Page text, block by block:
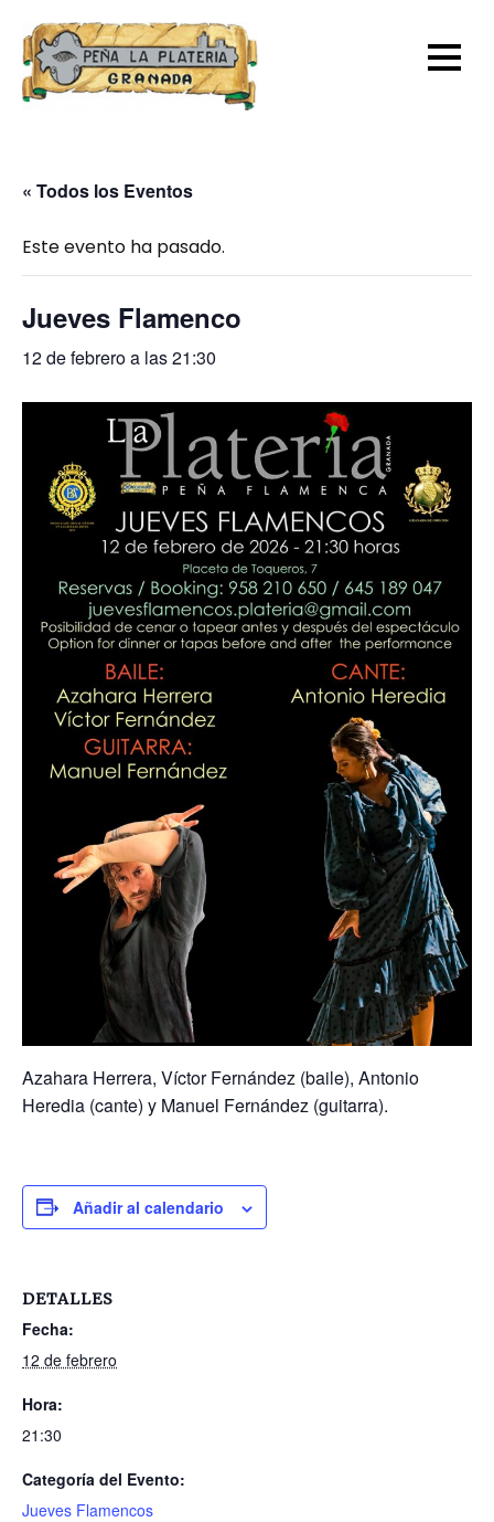
content
« Todos los Eventos
Este evento ha pasado.
Jueves Flamenco
12 de febrero a las 21:30
Azahara Herrera, Víctor Fernández (baile), Antonio
Heredia (cante) y Manuel Fernández (guitarra).
Añadir al calendario
DETALLES
Fecha:
12 de febrero
Hora:
21:30
Categoría del Evento:
Jueves Flamencos